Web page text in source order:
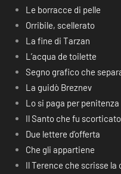
Le borracce di pelle
Orribile, scellerato
La fine di Tarzan
L’acqua de toilette
Segno grafico che
La guidò Breznev
Lo si paga per penitenza
Il Santo che fu
Due lettere d’offerta
Che gli appartiene
Il Terence che scrisse